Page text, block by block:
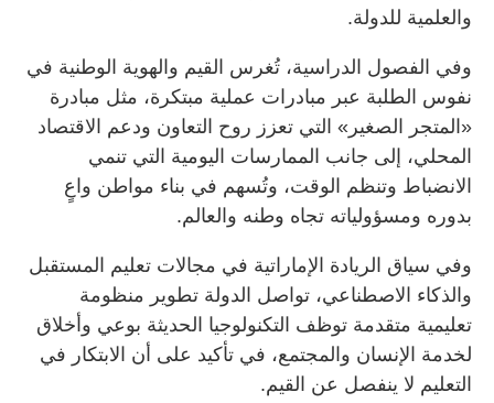
والعلمية للدولة.
وفي الفصول الدراسية، تُغرس القيم والهوية الوطنية في
نفوس الطلبة عبر مبادرات عملية مبتكرة، مثل مبادرة
«المتجر الصغير» التي تعزز روح التعاون ودعم الاقتصاد
المحلي، إلى جانب الممارسات اليومية التي تنمي
الانضباط وتنظم الوقت، وتُسهم في بناء مواطن واعٍ
بدوره ومسؤولياته تجاه وطنه والعالم.
وفي سياق الريادة الإماراتية في مجالات تعليم المستقبل
والذكاء الاصطناعي، تواصل الدولة تطوير منظومة
تعليمية متقدمة توظف التكنولوجيا الحديثة بوعي وأخلاق
لخدمة الإنسان والمجتمع، في تأكيد على أن الابتكار في
التعليم لا ينفصل عن القيم.